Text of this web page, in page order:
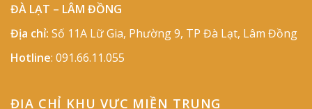
ĐÀ LẠT – LÂM ĐỒNG
Địa chỉ: Số 11A Lữ Gia, Phường 9, TP Đà Lạt, Lâm Đồng
Hotline: 091.66.11.055
ĐỊA CHỈ KHU VỰC MIỀN TRUNG